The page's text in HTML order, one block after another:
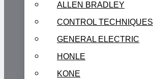
ALLEN BRADLEY
CONTROL TECHNIQUES
GENERAL ELECTRIC
HONLE
KONE